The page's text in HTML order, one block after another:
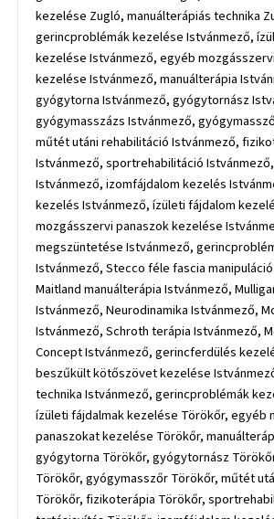
kezelése Zugló, manuálterápiás technika
gerincproblémák kezelése Istvánmező,
kezelése Istvánmező, egyéb
kezelése Istvánmező, manuálterápia
gyógytorna Istvánmező, gyógytornász
gyógymasszázs Istvánmező,
műtét utáni rehabilitáció Istvánmező,
Istvánmező, sportrehabilitáció
Istvánmező, izomfájdalom kezelés
kezelés Istvánmező, ízületi fájdalom
mozgásszervi panaszok kezelése
megszüntetése Istvánmező,
Istvánmező, Stecco féle fascia
Maitland manuálterápia Istvánmező,
Istvánmező, Neurodinamika Istvánmező,
Istvánmező, Schroth terápia Istvánmező,
Concept Istvánmező, gerincferdülés
beszűkült kötőszövet kezelése
technika Istvánmező, gerincproblémák
ízületi fájdalmak kezelése Törökőr, egyéb
panaszokat kezelése Törökőr,
gyógytorna Törökőr, gyógytornász
Törökőr, gyógymasszőr Törökőr, műtét
Törökőr, fizikoterápia Törökőr,